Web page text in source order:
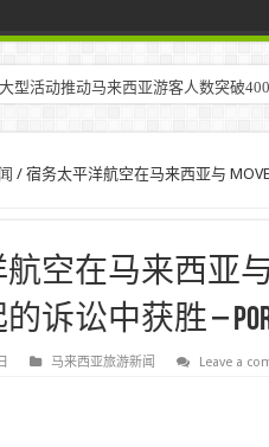
型活动推动马来西亚游客人数突破
/ 宿务太平洋航空​​在马来西亚与
空​​在马来西亚与
诉讼中获胜 –
马来西亚旅游新闻 Leave a